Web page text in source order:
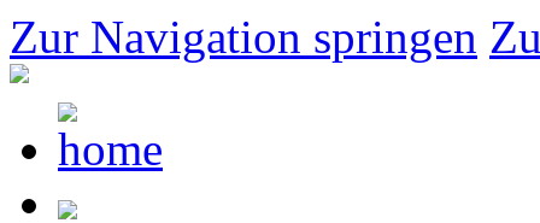
Zur Navigation springen